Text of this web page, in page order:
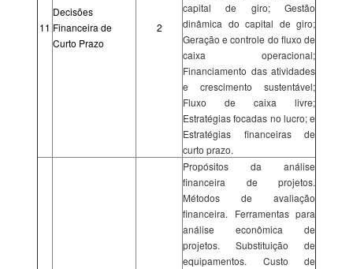
11
Decisões
Financeira de
Curto Prazo
2
capital de giro; Gestão
dinâmica do capital de giro;
Geração e controle do fluxo de
caixa operacional;
Financiamento das atividades
e crescimento sustentável;
Fluxo de caixa livre;
Estratégias focadas no lucro; e
Estratégias financeiras de
curto prazo.
Propósitos da análise
financeira de projetos.
Métodos de avaliação
financeira. Ferramentas para
análise econômica de
projetos. Substituição de
equipamentos. Custo de